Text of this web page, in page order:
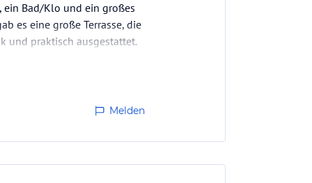
ein Bad/Klo und ein großes
es eine große Terrasse, die
und praktisch ausgestattet.
Melden